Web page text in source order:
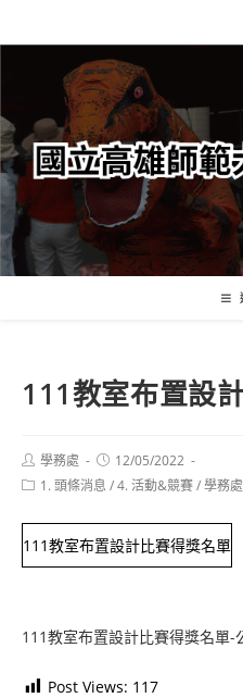
轉
要
內
容
111教室布置設
Post
author:
學務處
Post
published:
12/05/2022
Post1. 頭條消息 /4. 活動&競賽/學務
111教室布置設計比賽得獎名單
111教室布置設計比賽得獎名單-
Post Views: 117